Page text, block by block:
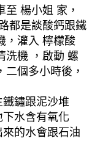
楊小姐 家，
都是談酸鈣跟鐵
，灌入 檸檬酸
洗機 ，啟動 螺
個多小時後，
鏽跟泥沙堆
水含有氧化
的水會跟石油